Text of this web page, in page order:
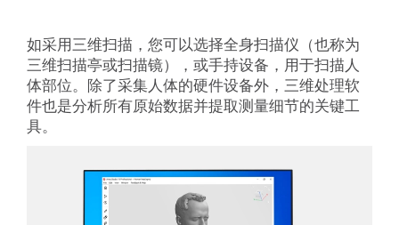
如采用三维扫描，您可以选择全身扫描仪（也称为
三维扫描亭或扫描镜），或手持设备，用于扫描人
体部位。除了采集人体的硬件设备外，三维处理软
件也是分析所有原始数据并提取测量细节的关键工
具。